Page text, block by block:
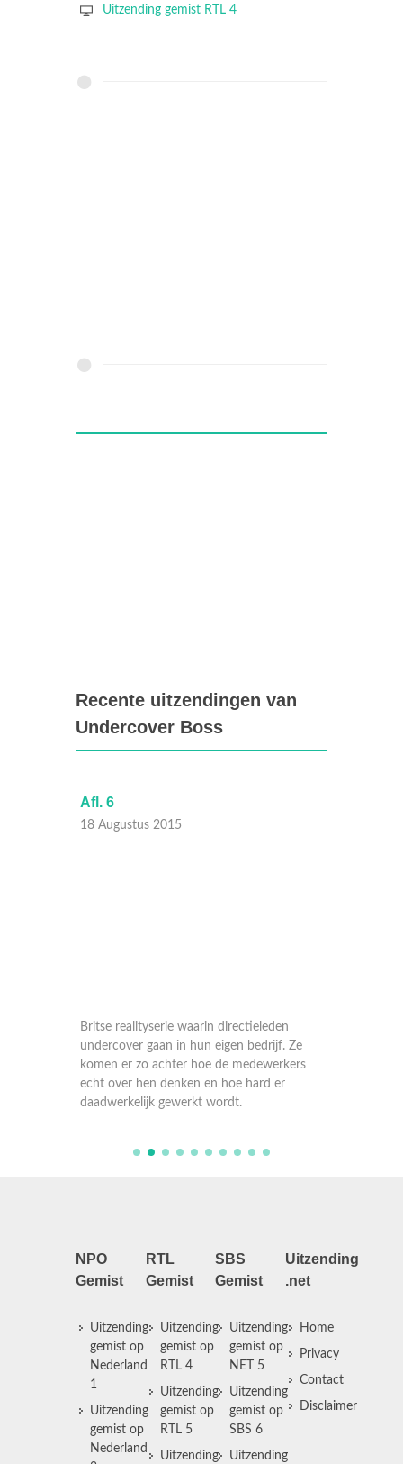
Uitzending gemist RTL 4
Recente uitzendingen van
Undercover Boss
Afl. 6
18 Augustus 2015
undercover gaan in hun eigen bedrijf. Ze
komen er zo achter hoe de medewerkers
echt over hen denken en hoe hard er
daadwerkelijk gewerkt wordt.
NPO
Gemist
Uitzending
gemist op
Nederland
1
Uitzending
gemist op
Nederland
RTL
Gemist
Uitzending
gemist op
RTL 4
Uitzending
gemist op
RTL 5
Uitzending
SBS
Gemist
Uitzending
gemist op
NET 5
Uitzending
gemist op
SBS 6
Uitzending
Uitzending
.net
Home
Privacy
Contact
Disclaimer